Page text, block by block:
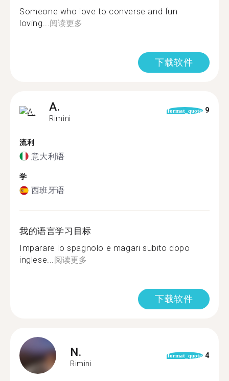
Someone who love to converse and fun
loving...阅读更多
下载软件
A.
Rimini
format_quote 9
流利
意大利语
学
西班牙语
我的语言学习目标
Imparare lo spagnolo e magari subito dopo
inglese...阅读更多
下载软件
N.
Rimini
format_quote 4